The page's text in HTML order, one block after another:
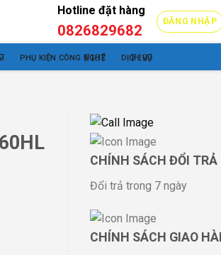
Hotline đặt hàng
0826829682
ĐĂNG NHẬP
PHỤ KIỆN CÔNG NGHỆ DỊCH VỤ
CHÍNH SÁCH ĐỔI TRẢ
Đổi trả trong 7 ngày
CHÍNH SÁCH GIAO